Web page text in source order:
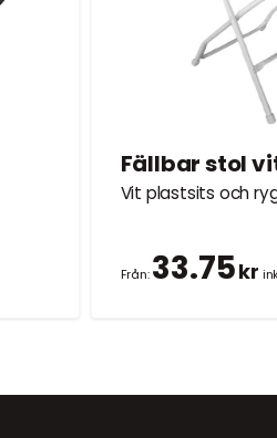
Fällbar stol
Vit plastsits och
Från:33.75kr